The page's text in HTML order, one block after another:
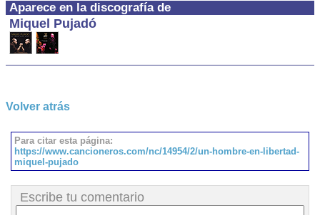
Aparece en la discografía de
Miquel Pujadó
Volver atrás
Para citar esta página:
https://www.cancioneros.com/nc/14954/2/un-hombre-en-libertad-
miquel-pujado
Escribe tu comentario